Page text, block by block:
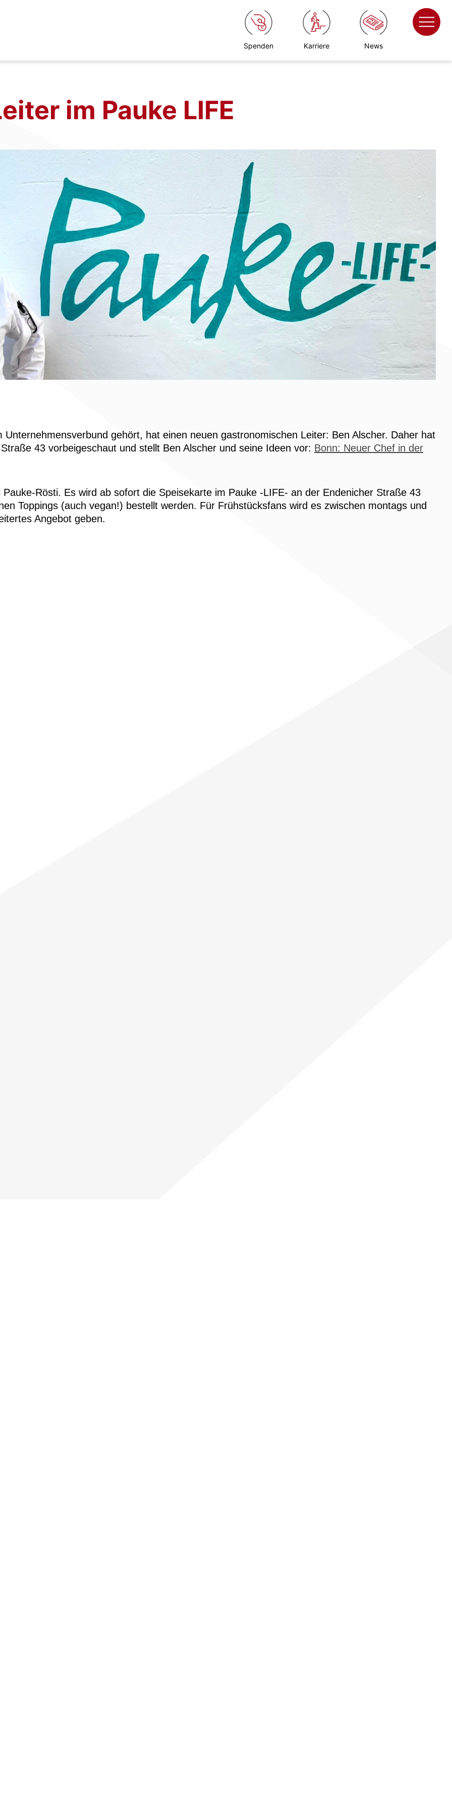
Spenden Karriere News
im Pauke LIFE
gehört, hat einen neuen gastronomischen Leiter: Ben Alscher. Daher hat
43 vorbeigeschaut und stellt Ben Alscher und seine Ideen vor: Bonn: Neuer Chef in der
Rösti. Es wird ab sofort die Speisekarte im Pauke -LIFE- an der Endenicher Straße 43
Toppings (auch vegan!) bestellt werden. Für Frühstücksfans wird es zwischen montags und
Angebot geben.